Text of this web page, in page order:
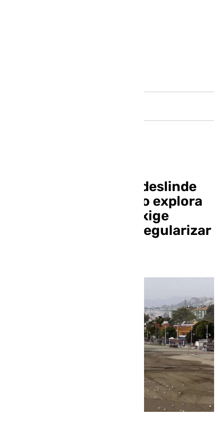
Nueva disputa por el deslinde
de El Palo: el Gobierno explora
alternativas y el PP exige
modificar la ley para regularizar